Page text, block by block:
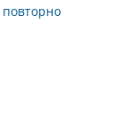
повторно